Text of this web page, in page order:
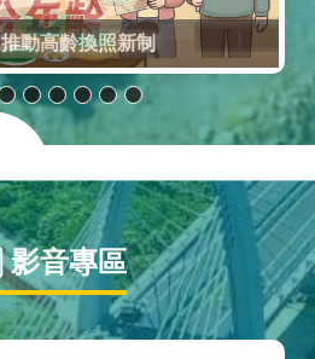
推動高齡換照新制
影音專區